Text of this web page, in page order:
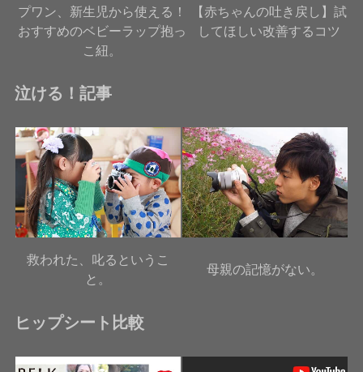
プワン、新生児から使える！
おすすめのベビーラップ抱っ
こ紐。
【赤ちゃんの吐き戻し】試
してほしい改善するコツ
泣ける！記事
救われた、叱るというこ
と。
母親の記憶がない。
ヒップシート比較